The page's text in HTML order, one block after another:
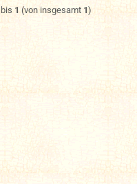
bis 1(von insgesamt 1)